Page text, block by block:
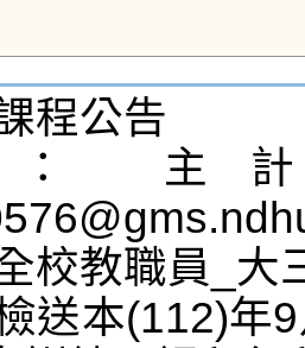
程公告
： 主
校教職員_大
送本(112)年